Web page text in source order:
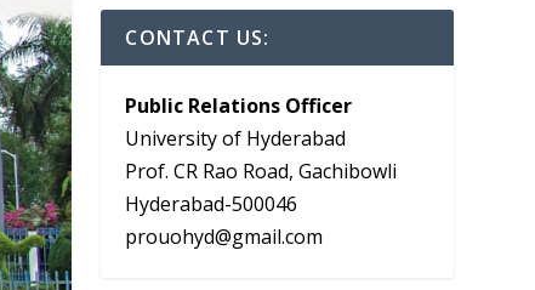
CONTACT US:
Public Relations Officer
University of Hyderabad
Prof. CR Rao Road, Gachibowli
Hyderabad-500046
prouohyd@gmail.com